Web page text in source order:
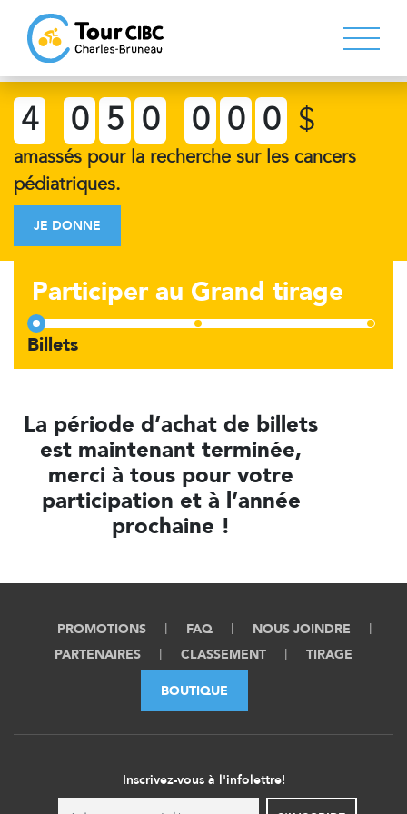
4 0 5 0 0 0 0 $
amassés pour la recherche sur les cancers
pédiatriques.
JE DONNE
Participer au Grand tirage
La période d’achat de billets
est maintenant terminée,
merci à tous pour votre
participation et à l’année
prochaine !
PROMOTIONS FAQ
NOUS JOINDRE
PARTENAIRES
CLASSEMENT TIRAGE
BOUTIQUE
Inscrivez-vous à l'infolettre!